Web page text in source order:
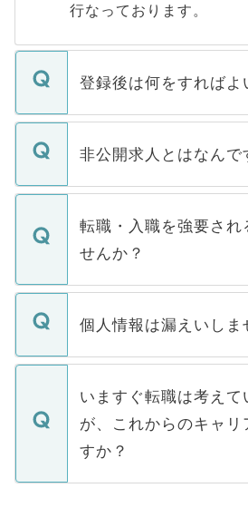
行なっております。
登録後は何をすればよ
ご登録いただきましたら
登録内容を確認し、その
ます。通常、5営業日以
いただきますので、しば
非公開求人とはなんで
マイナビDOCTORで取
うち約3割は、Webサイ
けない「非公開求人」で
下記の理由によって、一
ません。
■応募殺到を避けるため
関を公にしてしまうと、
に、医療機関が求める条
みを人材紹介会社に依頼
ています。
転職・入職を強要され
せんか？
転職・入職を強要するこ
ん。また、仮に応募先か
定を承諾する必要はあり
の辞退の連絡はキャリア
個人情報は漏えいしま
個人情報が漏えいするこ
で、ご安心ください。当
などで収集したご登録者
ご本人のキャリアアップ
支援を目的に使用いたし
ているすべての個人デー
いますぐ転職は考えて
が、これからのキャリ
すか？